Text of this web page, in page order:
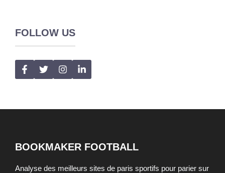
FOLLOW US
BOOKMAKER FOOTBALL
Analyse des meilleurs sites de paris sportifs pour parier sur